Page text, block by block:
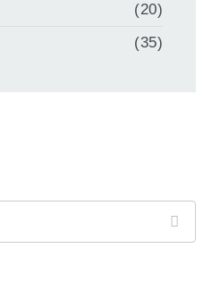
(20)
(35)